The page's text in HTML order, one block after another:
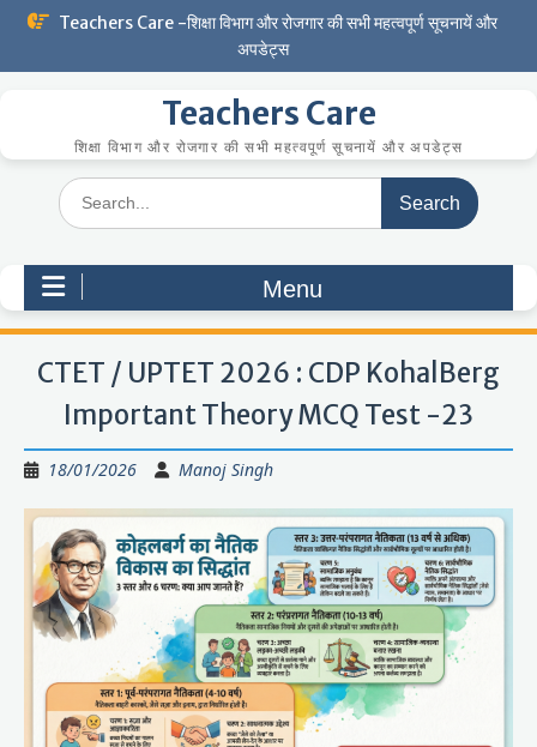
Skip
Teachers Care -शिक्षा विभाग और रोजगार की सभी महत्वपूर्ण सूचनायें और
अपडेट्स
Teachers Care
शिक्षा विभाग और रोजगार की सभी महत्वपूर्ण सूचनायें और अपडेट्स
Search
for:
Menu
CTET / UPTET 2026 : CDP KohalBerg
Important Theory MCQ Test -23
18/01/2026 Manoj Singh